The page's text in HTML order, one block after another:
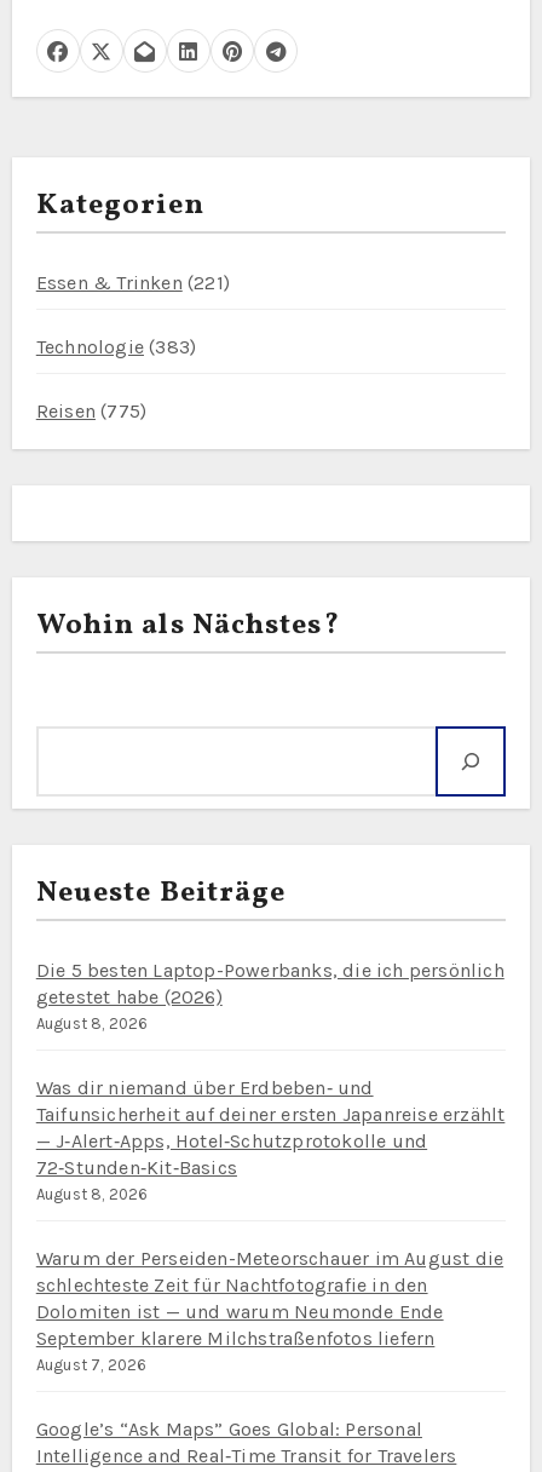
Kategorien
Essen & Trinken (221)
Technologie(383)
Reisen (775)
Wohin als Nächstes?
Neueste Beiträge
Die 5 besten Laptop-Powerbanks, die ich persönlich
getestet habe (2026)
August 8, 2026
Was dir niemand über Erdbeben‑ und
Taifunsicherheit auf deiner ersten Japanreise erzählt
— J‑Alert‑Apps, Hotel‑Schutzprotokolle und
72‑Stunden‑Kit‑Basics
August 8, 2026
Warum der Perseiden-Meteorschauer im August die
schlechteste Zeit für Nachtfotografie in den
Dolomiten ist — und warum Neumonde Ende
September klarere Milchstraßenfotos liefern
August 7, 2026
Google’s “Ask Maps” Goes Global: Personal
Intelligence and Real‑Time Transit for Travelers